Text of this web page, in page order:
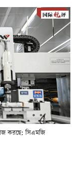
করছে: সিএমজি